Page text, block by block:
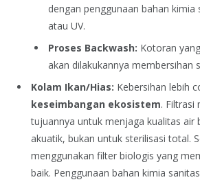
dengan penggunaan bahan
atau UV.
Proses Backwash: Kotoran
akan dilakukannya membersihan
Kolam Ikan/Hias: Kebersihan lebih
keseimbangan ekosistem. Filtrasi
tujuannya untuk menjaga kualitas air
akuatik, bukan untuk sterilisasi total.
menggunakan filter biologis yang
baik. Penggunaan bahan kimia